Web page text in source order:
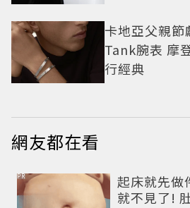
卡地亞父親節
Tank腕表 摩
行經典
網友都在看
起床就先做
就不見了!
PR